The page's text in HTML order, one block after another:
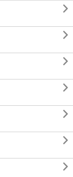






